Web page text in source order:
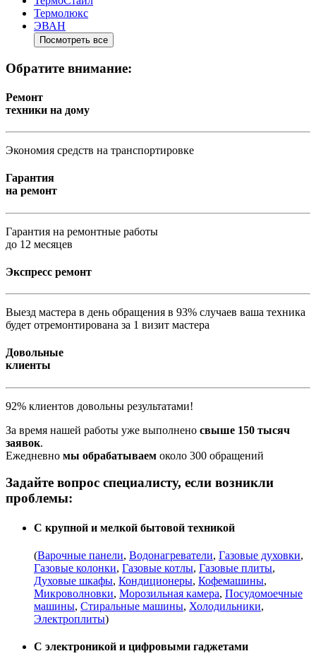
Термолюкс
ЭВАН
Посмотреть все
Обратите внимание:
Ремонт
техники на дому
Экономия средств на транспортировке
Гарантия
на ремонт
Гарантия на ремонтные работы
до 12 месяцев
Экспресс ремонт
Выезд мастера в день обращения в 93% случаев ваша техника
будет отремонтирована за 1 визит мастера
Довольные
клиенты
92% клиентов довольны результатами!
За время нашей работы уже выполнено свыше 150 тысяч
заявок.
Ежедневно мы обрабатываем около 300 обращений
Задайте вопрос специалисту, если возникли
проблемы:
С крупной и мелкой бытовой техникой
(Варочные панели, Водонагреватели, Газовые духовки,
Газовые колонки, Газовые котлы, Газовые плиты,
Духовые шкафы, Кондиционеры, Кофемашины,
Микроволновки, Морозильная камера, Посудомоечные
машины, Стиральные машины, Холодильники,
Электроплиты)
С электроникой и цифровыми гаджетами